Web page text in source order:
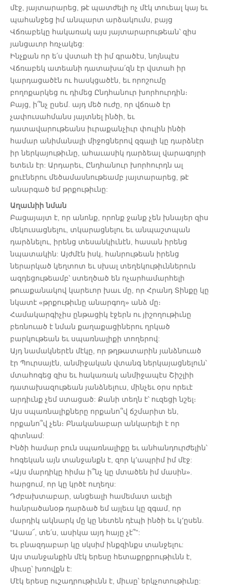
մէջ, յայտարարեց, թէ պատժելի ոչ մէկ տուեալ կայ եւ
պահանջեց իմ անպարտ արձակումս, բայց
Վճռաբեկը հակառակ այս յայտարարութեան՝ զիս
յանցաւոր հռչակեց:
Ինչքան որ ե՛ս վստահ էի իմ գրածէս, նոյնպէս
Վճռաբեկ ատեանի դատախա՛զն էր վստահ իր
կարդացածէն ու հասկցածէն, եւ որոշումը
բողոքարկեց ու դիմեց Ընդհանուր խորհուրդին։
Բայց, ի՞նչ ըսեմ. այդ մեծ ուժը, որ վճռած էր
չափուսահմանս յայտնել ինծի, եւ
դատավարութեանս իւրաքանչիւր փուլին ինծի
համար անիմանալի միջոցներով զգալի կը դարձնէր
իր ներկայութիւնը, ահաւասիկ դարձեալ վարագոյրի
ետեւն էր: Արդարեւ, Ընդհանուր խորհուրդն ալ
քուէներու մեծամասնութեամբ յայտարարեց, թէ
անարգած եմ թրքութիւնը:
Աղաւնիի նման
Բացայայտ է, որ անոնք, որոնք ջանք չեն խնայեր զիս
մեկուսացնելու, տկարացնելու եւ անպաշտպան
դարձնելու, իրենց տեսանկիւնէն, հասան իրենց
նպատակին: Այժմէն իսկ, հանրութեան իրենց
ներարկած կեղտոտ եւ սխալ տեղեկութիւններուն
ազդեցութեամբ՝ ստեղծած են ոչարհամարհելի
թուաքանակով կարեւոր խաւ մը, որ Հրանդ Տինքը կը
նկատէ «թրքութիւնը անարգող» անձ մը։
Համակարգիչիս ընթացիկ էջերն ու յիշողութիւնը
բեռնուած է նման քաղաքացիներու ղրկած
բարկութեան եւ սպառնալիքի տողերով:
Այդ նամակներէն մէկը, որ թղթատարին յանձնուած
էր Պուրսայէն, անմիջական վտանգ ներկայացնելուն՝
մտահոգեց զիս եւ հակառակ անմիջապէս Շիշլիի
դատախազութեան յանձնելուս, մինչեւ օրս որեւէ
արդիւնք չեմ ստացած: Քանի տեղն է՝ ուզեցի նշել։
Այս սպառնալիքները որքանո՞վ ճշմարիտ են,
որքանո՞վ չեն։ Բնականաբար անկարելի է որ
գիտնամ:
Ինծի համար բուն սպառնալիքը եւ անհանդուրժելին՝
հոգեկան այն տանջանքն է, զոր կ՚ապրիմ իմ մէջ:
«Այս մարդիկը հիմա ի՞նչ կը մտածեն իմ մասին».
հարցում, որ կը կրծէ ուղեղս:
Դժբախտաբար, անցեալի համեմատ աւելի
հանրածանօթ դարձած եմ այլեւս կը զգամ, որ
մարդիկ ակնարկ մը կը նետեն դէպի ինծի եւ կ՚ըսեն.
“Աաա՜, տե՛ս, ասիկա այդ հայը չէ՞”:
Եւ բնազդաբար կը սկսիմ ինքզինքս տանջելու:
Այս տանջանքին մէկ երեսը հետաքրքրութիւնն է,
միւսը՝ խռովքն է:
Մէկ երեսը ուշադրութիւնն է, միւսը՝ երկչոտութիւնը: